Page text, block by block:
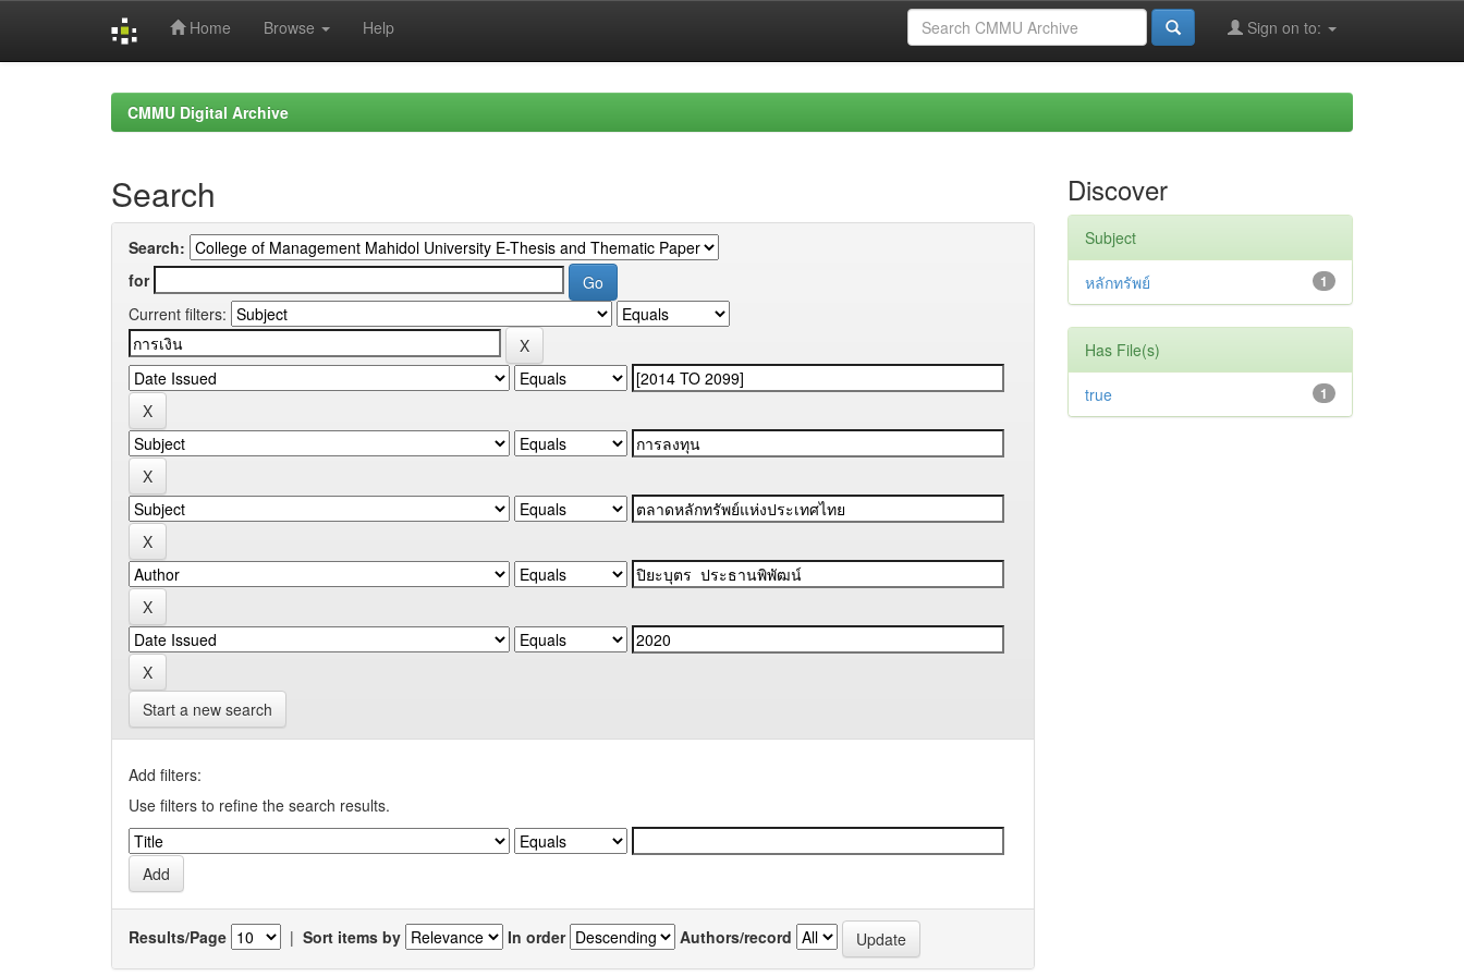
Home Browse Help Sign on to:
CMMU Digital Archive
Search
Search:
for
Current filters:
Start a new search
Add filters:
Use filters to refine the search results.
Results/Page | Sort items by In order Authors/record
Discover
Subject
1
หลักทรัพย์
Has File(s)
1
true